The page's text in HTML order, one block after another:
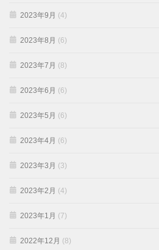
2023年9月 (4)
2023年8月 (6)
2023年7月 (8)
2023年6月 (6)
2023年5月 (6)
2023年4月 (6)
2023年3月 (3)
2023年2月 (4)
2023年1月 (7)
2022年12月 (8)